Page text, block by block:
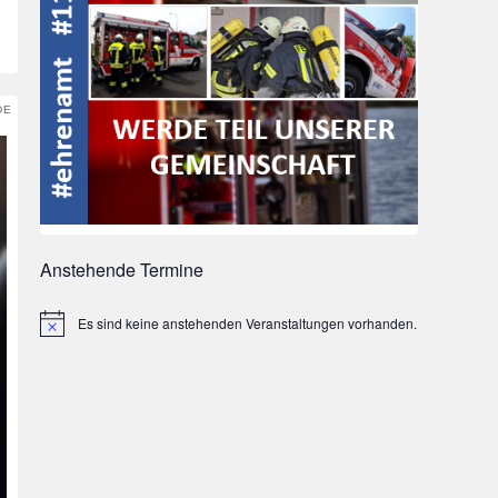
Anstehende Termine
HinweisEs sind keine anstehenden Veranstaltungen vorhanden.